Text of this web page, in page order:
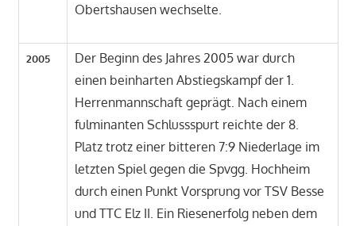
Obertshausen wechselte.
2005
Der Beginn des Jahres 2005 war durch
einen beinharten Abstiegskampf der 1.
Herrenmannschaft geprägt. Nach einem
fulminanten Schlussspurt reichte der 8.
Platz trotz einer bitteren 7:9 Niederlage im
letzten Spiel gegen die Spvgg. Hochheim
durch einen Punkt Vorsprung vor TSV Besse
und TTC Elz II. Ein Riesenerfolg neben dem